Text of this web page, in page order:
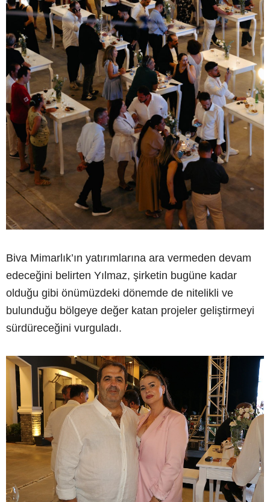
Biva Mimarlık’ın yatırımlarına ara vermeden devam
edeceğini belirten Yılmaz, şirketin bugüne kadar
olduğu gibi önümüzdeki dönemde de nitelikli ve
bulunduğu bölgeye değer katan projeler geliştirmeyi
sürdüreceğini vurguladı.